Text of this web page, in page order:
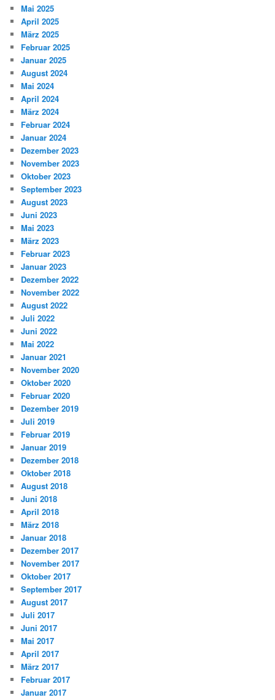
Mai 2025
April 2025
März 2025
Februar 2025
Januar 2025
August 2024
Mai 2024
April 2024
März 2024
Februar 2024
Januar 2024
Dezember 2023
November 2023
Oktober 2023
September 2023
August 2023
Juni 2023
Mai 2023
März 2023
Februar 2023
Januar 2023
Dezember 2022
November 2022
August 2022
Juli 2022
Juni 2022
Mai 2022
Januar 2021
November 2020
Oktober 2020
Februar 2020
Dezember 2019
Juli 2019
Februar 2019
Januar 2019
Dezember 2018
Oktober 2018
August 2018
Juni 2018
April 2018
März 2018
Januar 2018
Dezember 2017
November 2017
Oktober 2017
September 2017
August 2017
Juli 2017
Juni 2017
Mai 2017
April 2017
März 2017
Februar 2017
Januar 2017